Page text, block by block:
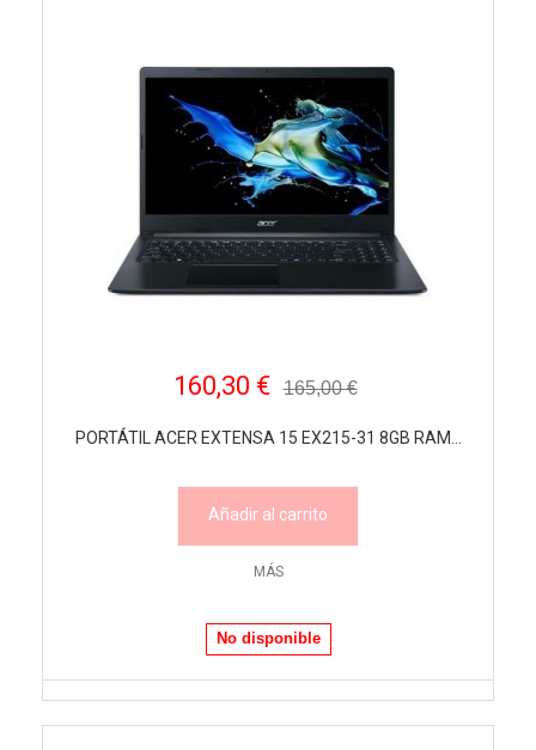
160,30 € 165,00 €
PORTÁTIL ACER EXTENSA 15 EX215-31 8GB RAM...
Añadir al carrito
MÁS
No disponible